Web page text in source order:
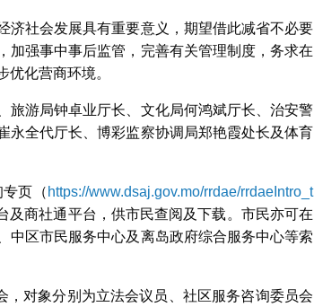
济社会发展具有重要意义，期望借此减省不必要
加强事中事后监管，完善有关管理制度，务求在
化营商环境。
旅游局钟卓业厅长、文化局何鸿斌厅长、治安警
永全代厅长、博彩监察协调局郑艳霞处长及体育
页（ https://www.dsaj.gov.mo/rrdae/rrdaeIntro_t
及商社通平台，供市民查阅及下载。市民亦可在
中区市民服务中心及离岛政府综合服务中心等索
对象分别为立法会议员、社区服务咨询委员会